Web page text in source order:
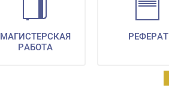
МАГИСТЕРСКАЯ
РАБОТА
РЕФЕРАТ